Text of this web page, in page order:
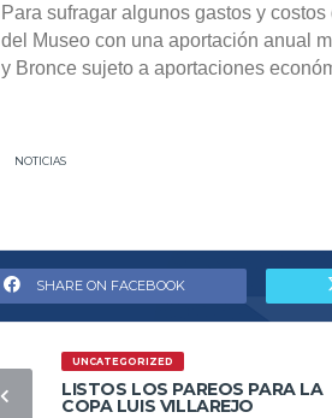
Para sufragar algunos gastos y
del Museo con una aportación anual
y Bronce sujeto a aportaciones
NOTICIAS
SHARE ON FACEBOOK
UNCATEGORIZED
LISTOS LOS PAREOS PARA LA
COPA LUIS VILLAREJO